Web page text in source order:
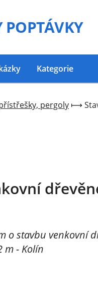
POPTÁVKY
Kategorie
pergoly ⟼
o stavbu venkovní
m - Kolín